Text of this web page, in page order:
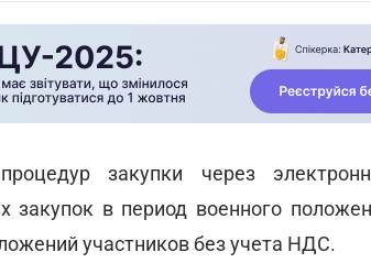
закупки через
закупок в период военного
участников без учета НДС.